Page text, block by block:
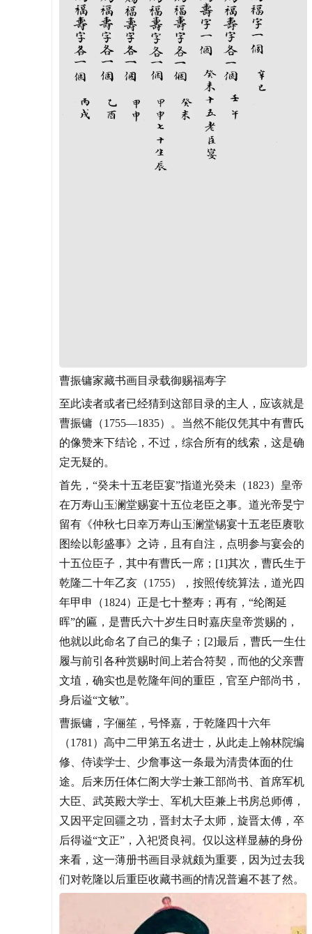
曹振镛家藏书画目录载御赐福寿字
至此读者或者已经猜到这部目录的主人，应该就是
曹振镛（1755—1835）。当然不能仅凭其中有曹氏
的像赞来下结论，不过，综合所有的线索，这是确
定无疑的。
首先，“癸未十五老臣宴”指道光癸未（1823）皇帝
在万寿山玉澜堂赐宴十五位老臣之事。道光帝旻宁
留有《仲秋七日幸万寿山玉澜堂锡宴十五老臣赓歌
图绘以彰盛事》之诗，且有自注，点明参与宴会的
十五位臣子，其中有曹氏一席；[1]其次，曹氏生于
乾隆二十年乙亥（1755），按照传统算法，道光四
年甲申（1824）正是七十整寿；再有，“纶阁延
晖”的匾，是曹氏六十岁生日时嘉庆皇帝赏赐的，
他就以此命名了自己的集子；[2]最后，曹氏一生仕
履与前引各种赏赐时间上若合符契，而他的父亲曹
文埴，确实也是乾隆年间的重臣，官至户部尚书，
身后谥“文敏”。
曹振镛，字俪笙，号怿嘉，于乾隆四十六年
（1781）高中二甲第五名进士，从此走上翰林院编
修、侍读学士、少詹事这一条最为清贵体面的仕
途。后来历任体仁阁大学士兼工部尚书、首席军机
大臣、武英殿大学士、军机大臣兼上书房总师傅，
又因平定回疆之功，晋封太子太师，旋晋太傅，卒
后得谥“文正”，入祀贤良祠。仅以这样显赫的身份
来看，这一薄册书画目录就颇为重要，因为过去我
们对乾隆以后重臣收藏书画的情况普遍不甚了然。